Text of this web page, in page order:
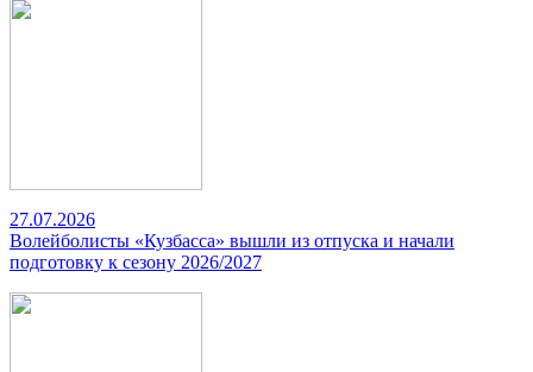
27.07.2026
Волейболисты «Кузбасса» вышли из отпуска и начали
подготовку к сезону 2026/2027